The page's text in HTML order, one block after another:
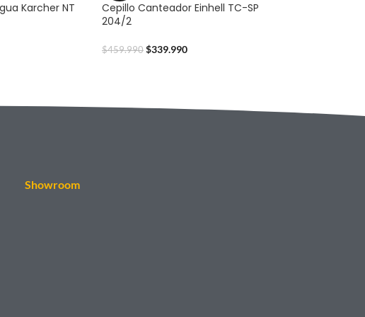
Karcher NT
Cepillo Canteador Einhell TC-SP
204/2
$459.990 $339.990
Showroom